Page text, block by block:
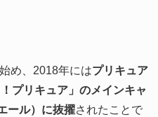
め、2018年にはプリキュア
プリキュア」のメインキャ
ール）に抜擢されたことで